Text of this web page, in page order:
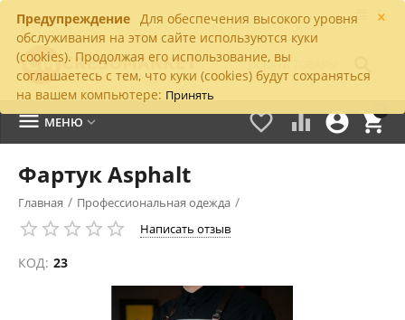
×
Предупреждение Для обеспечения высокого уровня
обслуживания на этом сайте используются куки
(cookies). Продолжая его использование, вы
соглашаетесь с тем, что куки (cookies) будут сохраняться
на вашем компьютере: Принять


 
 МЕНЮ 
Фартук Asphalt
Главная / Профессиональная одежда /
Написать отзыв
КОД: 23